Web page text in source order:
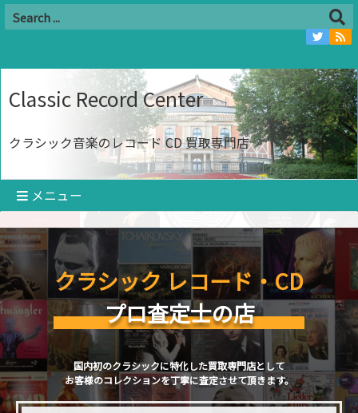
Classic Record Center
クラシック音楽のレコード CD 買取専門店
メニュー
クラシック レコード・CD
プロ査定士の店
国内初のクラシックに特化した買取専門店として
お客様のコレクションを丁寧に査定させて頂きます。